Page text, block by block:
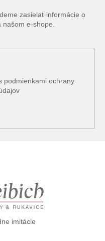
zasielať informácie o
e-shope.
podmienkami ochrany
imitácie